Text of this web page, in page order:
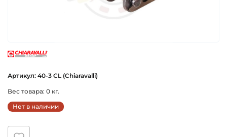
Артикул: 40-3 CL (Chiaravalli)
Вес товара: 0 кг.
Нет в наличии